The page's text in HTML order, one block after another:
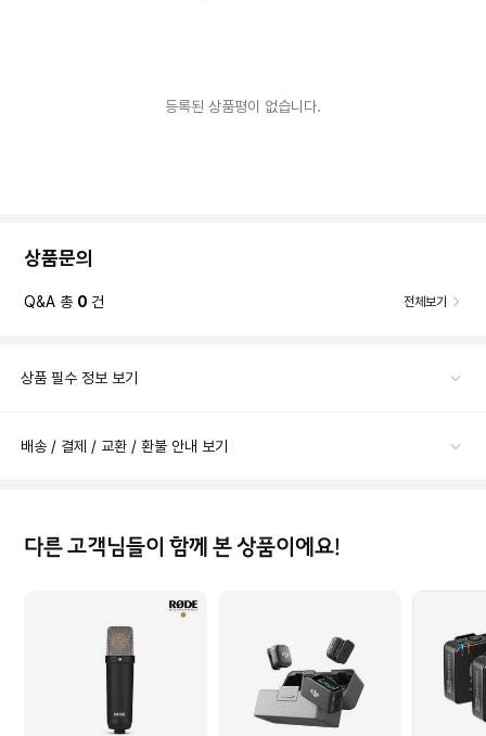
등록된 상품평이 없습니다.
상품문의
Q&A 총 0 건 전체보기
상품 필수 정보 보기
배송 / 결제 / 교환 / 환불 안내 보기
다른 고객님들이 함께 본 상품이에요!